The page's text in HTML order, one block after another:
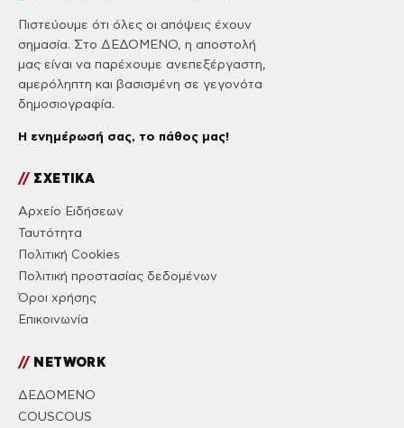
Πιστεύουμε ότι όλες οι απόψεις έχουν
σημασία. Στο ΔΕΔΟΜΕΝΟ, η αποστολή
μας είναι να παρέχουμε ανεπεξέργαστη,
αμερόληπτη και βασισμένη σε γεγονότα
δημοσιογραφία.
Η ενημέρωσή σας, το πάθος μας!
//ΣΧΕΤΙΚΑ
Αρχείο Ειδήσεων
Ταυτότητα
Πολιτική Cookies
Πολιτική προστασίας δεδομένων
Όροι χρήσης
Επικοινωνία
//NETWORK
ΔΕΔΟΜΕΝΟ
COUSCOUS